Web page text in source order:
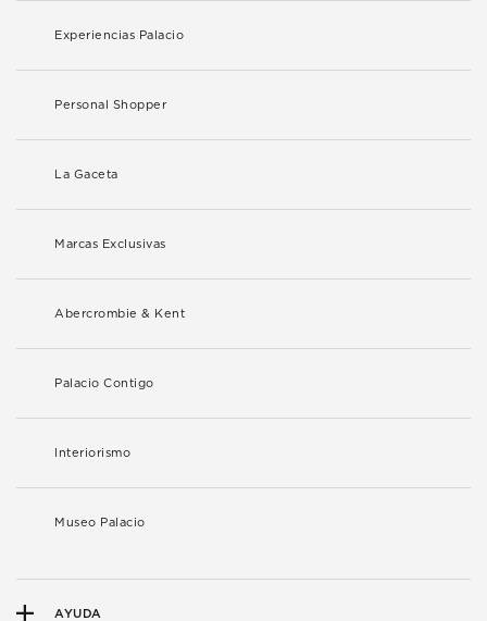
Experiencias Palacio
Personal Shopper
La Gaceta
Marcas Exclusivas
Abercrombie & Kent
Palacio Contigo
Interiorismo
Museo Palacio
AYUDA